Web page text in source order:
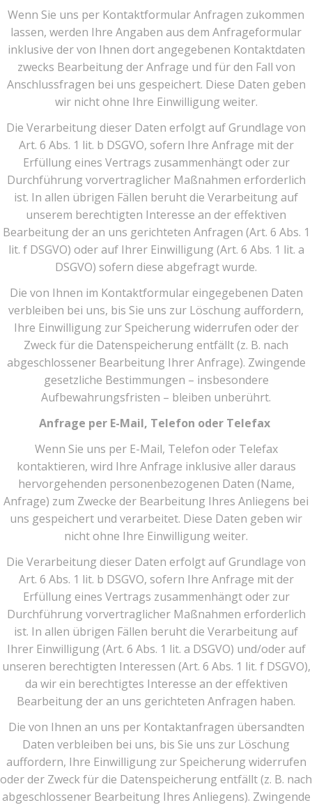
Wenn Sie uns per Kontaktformular Anfragen zukommen
lassen, werden Ihre Angaben aus dem Anfrageformular
inklusive der von Ihnen dort angegebenen Kontaktdaten
zwecks Bearbeitung der Anfrage und für den Fall von
Anschlussfragen bei uns gespeichert. Diese Daten geben
wir nicht ohne Ihre Einwilligung weiter.
Die Verarbeitung dieser Daten erfolgt auf Grundlage von
Art. 6 Abs. 1 lit. b DSGVO, sofern Ihre Anfrage mit der
Erfüllung eines Vertrags zusammenhängt oder zur
Durchführung vorvertraglicher Maßnahmen erforderlich
ist. In allen übrigen Fällen beruht die Verarbeitung auf
unserem berechtigten Interesse an der effektiven
Bearbeitung der an uns gerichteten Anfragen (Art. 6 Abs. 1
lit. f DSGVO) oder auf Ihrer Einwilligung (Art. 6 Abs. 1 lit. a
DSGVO) sofern diese abgefragt wurde.
Die von Ihnen im Kontaktformular eingegebenen Daten
verbleiben bei uns, bis Sie uns zur Löschung auffordern,
Ihre Einwilligung zur Speicherung widerrufen oder der
Zweck für die Datenspeicherung entfällt (z. B. nach
abgeschlossener Bearbeitung Ihrer Anfrage). Zwingende
gesetzliche Bestimmungen – insbesondere
Aufbewahrungsfristen – bleiben unberührt.
Anfrage per E-Mail, Telefon oder Telefax
Wenn Sie uns per E-Mail, Telefon oder Telefax
kontaktieren, wird Ihre Anfrage inklusive aller daraus
hervorgehenden personenbezogenen Daten (Name,
Anfrage) zum Zwecke der Bearbeitung Ihres Anliegens bei
uns gespeichert und verarbeitet. Diese Daten geben wir
nicht ohne Ihre Einwilligung weiter.
Die Verarbeitung dieser Daten erfolgt auf Grundlage von
Art. 6 Abs. 1 lit. b DSGVO, sofern Ihre Anfrage mit der
Erfüllung eines Vertrags zusammenhängt oder zur
Durchführung vorvertraglicher Maßnahmen erforderlich
ist. In allen übrigen Fällen beruht die Verarbeitung auf
Ihrer Einwilligung (Art. 6 Abs. 1 lit. a DSGVO) und/oder auf
unseren berechtigten Interessen (Art. 6 Abs. 1 lit. f DSGVO),
da wir ein berechtigtes Interesse an der effektiven
Bearbeitung der an uns gerichteten Anfragen haben.
Die von Ihnen an uns per Kontaktanfragen übersandten
Daten verbleiben bei uns, bis Sie uns zur Löschung
auffordern, Ihre Einwilligung zur Speicherung widerrufen
oder der Zweck für die Datenspeicherung entfällt (z. B. nach
abgeschlossener Bearbeitung Ihres Anliegens). Zwingende